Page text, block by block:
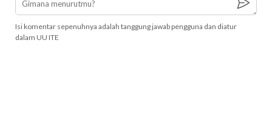
Isi komentar sepenuhnya adalah tanggung jawab pengguna dan diatur
dalam UU ITE